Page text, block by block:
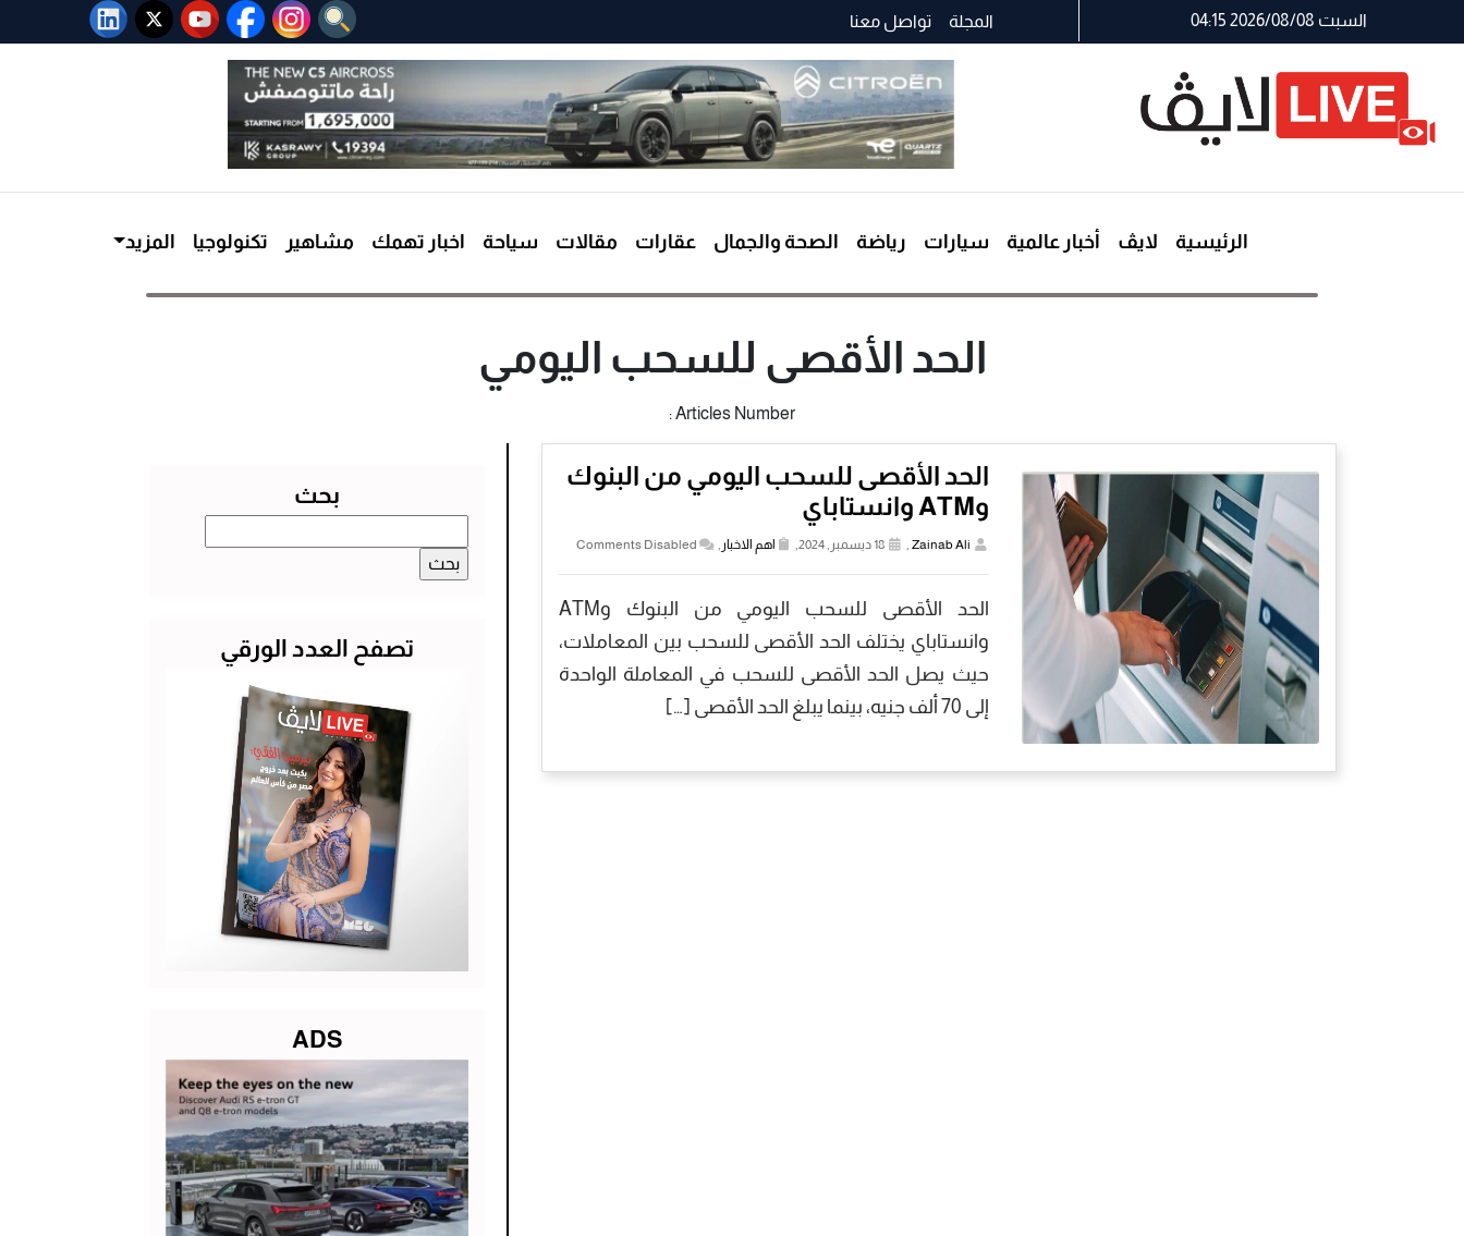
السبت 2026/08/08 04:15 المجلة تواصل معنا
الرئيسية لايڤ أخبار عالمية سيارات رياضة الصحة والجمال عقارات مقالات سياحة اخبار تهمك مشاهير تكنولوجيا المزيد
الحد الأقصى للسحب اليومي
Articles Number :
الحد الأقصى للسحب اليومي من البنوك
وATM وانستاباي
Zainab Ali
, 18 ديسمبر, 2024, اهم الاخبار ,
Comments Disabled
الحد الأقصى للسحب اليومي من البنوك وATM
وانستاباي يختلف الحد الأقصى للسحب بين المعاملات،
حيث يصل الحد الأقصى للسحب في المعاملة الواحدة
إلى 70 ألف جنيه، بينما يبلغ الحد الأقصى […]
بحث
عن:
تصفح العدد الورقي
ADS